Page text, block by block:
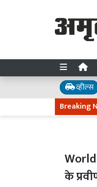
व्हील्स
Breaking
के